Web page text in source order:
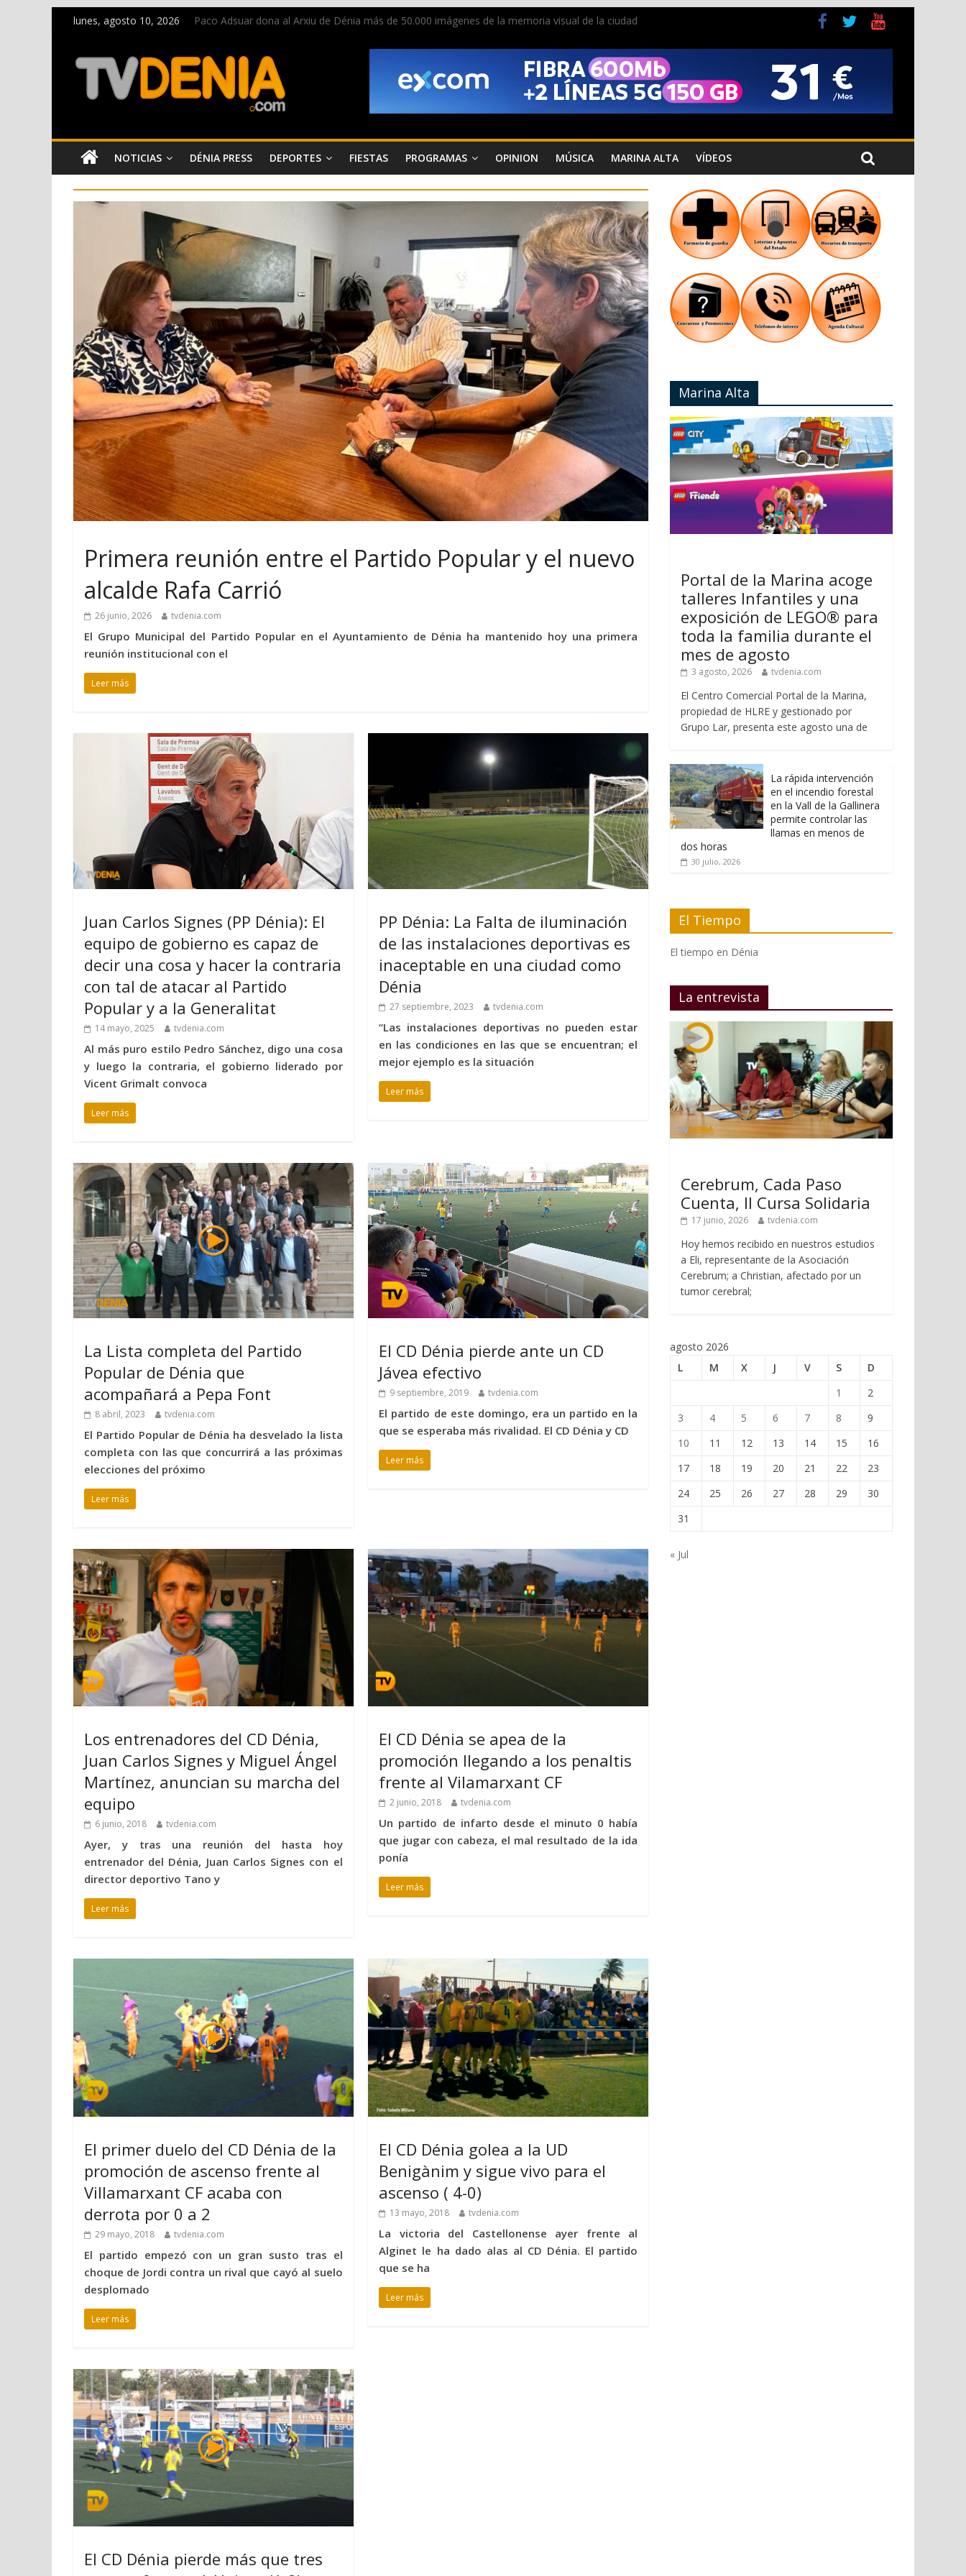
lunes, agosto 10, 2026
Paco Adsuar dona al Arxiu de Dénia más de 50.000 imágenes de la memoria visual de la ciudad
Dos personas fallecen en un grave accidente en la N-332 entre Benissa y Calp
Una nueva oportunidad para donar sangre en Cruz Roja Dénia
El bando moro protagonista en la Segunda Entraeta Festera
NOTICIAS DÉNIA PRESS DEPORTES FIESTAS PROGRAMAS OPINION MÚSICA MARINA ALTA VÍDEOS
Primera reunión entre el Partido Popular y el nuevo
alcalde Rafa Carrió
26 junio, 2026 tvdenia.com
El Grupo Municipal del Partido Popular en el Ayuntamiento de Dénia ha mantenido hoy una primera
reunión institucional con el
Leer más
Juan Carlos Signes (PP Dénia): El
equipo de gobierno es capaz de
decir una cosa y hacer la contraria
con tal de atacar al Partido
Popular y a la Generalitat
14 mayo, 2025 tvdenia.com
Al más puro estilo Pedro Sánchez, digo una cosa
y luego la contraria, el gobierno liderado por
Vicent Grimalt convoca
Leer más
PP Dénia: La Falta de iluminación
de las instalaciones deportivas es
inaceptable en una ciudad como
Dénia
27 septiembre, 2023 tvdenia.com
“Las instalaciones deportivas no pueden estar
en las condiciones en las que se encuentran; el
mejor ejemplo es la situación
Leer más
La Lista completa del Partido
Popular de Dénia que
acompañará a Pepa Font
8 abril, 2023 tvdenia.com
El Partido Popular de Dénia ha desvelado la lista
completa con las que concurrirá a las próximas
elecciones del próximo
Leer más
El CD Dénia pierde ante un CD
Jávea efectivo
9 septiembre, 2019 tvdenia.com
El partido de este domingo, era un partido en la
que se esperaba más rivalidad. El CD Dénia y CD
Leer más
Los entrenadores del CD Dénia,
Juan Carlos Signes y Miguel Ángel
Martínez, anuncian su marcha del
equipo
6 junio, 2018 tvdenia.com
Ayer, y tras una reunión del hasta hoy
entrenador del Dénia, Juan Carlos Signes con el
director deportivo Tano y
Leer más
El CD Dénia se apea de la
promoción llegando a los penaltis
frente al Vilamarxant CF
2 junio, 2018 tvdenia.com
Un partido de infarto desde el minuto 0 había
que jugar con cabeza, el mal resultado de la ida
ponía
Leer más
El primer duelo del CD Dénia de la
promoción de ascenso frente al
Villamarxant CF acaba con
derrota por 0 a 2
29 mayo, 2018 tvdenia.com
El partido empezó con un gran susto tras el
choque de Jordi contra un rival que cayó al suelo
desplomado
Leer más
El CD Dénia golea a la UD
Benigànim y sigue vivo para el
ascenso ( 4-0)
13 mayo, 2018 tvdenia.com
La victoria del Castellonense ayer frente al
Alginet le ha dado alas al CD Dénia. El partido
que se ha
Leer más
El CD Dénia pierde más que tres
Marina Alta
Portal de la Marina acoge
talleres Infantiles y una
exposición de LEGO® para
toda la familia durante el
mes de agosto
3 agosto, 2026 tvdenia.com
El Centro Comercial Portal de la Marina,
propiedad de HLRE y gestionado por
Grupo Lar, presenta este agosto una de
La rápida intervención
en el incendio forestal
en la Vall de la Gallinera
permite controlar las
llamas en menos de
dos horas
30 julio, 2026
El Tiempo
El tiempo en Dénia
La entrevista
Cerebrum, Cada Paso
Cuenta, II Cursa Solidaria
17 junio, 2026 tvdenia.com
Hoy hemos recibido en nuestros estudios
a Eli, representante de la Asociación
Cerebrum; a Christian, afectado por un
tumor cerebral;
agosto 2026
L
M X J V S
D
1
2
3
4 5 6 7 8
9
10
11 12 13 14 15
16
17
18 19 20 21 22
23
24
25 26 27 28 29
30
31
« Jul